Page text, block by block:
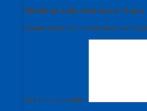
Silahkan tulis komentar Anda
Alamat email Anda tidak akan kami
Isi komentar Anda *